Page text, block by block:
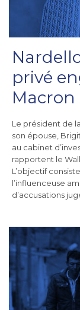
privé
Macron
Le président de
son épouse,
au cabinet
rapportent le
L’objectif
l’influenceuse
d’accusations